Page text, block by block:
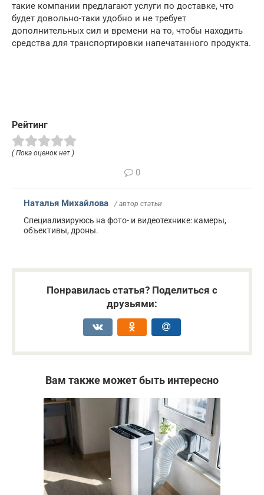
такие компании предлагают услуги по доставке, что
будет довольно-таки удобно и не требует
дополнительных сил и времени на то, чтобы находить
средства для транспортировки напечатанного продукта.
Рейтинг
( Пока оценок нет )
0
Наталья Михайлова / автор статьи
Специализируюсь на фото- и видеотехнике: камеры,
объективы, дроны.
Понравилась статья? Поделиться с
друзьями:
Вам также может быть интересно